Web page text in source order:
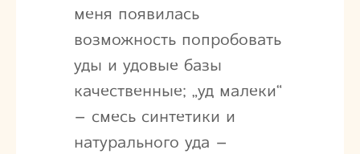
меня появилась
возможность попробовать
уды и удовые базы
качественные; „уд малеки“
– смесь синтетики и
натурального уда –